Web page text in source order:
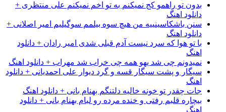
بدون تو راهمو کج نمیکنم به تو اخم نمیکنم علی منتظری +
دانلود اهنگ
سنن باشکاسینییه من هیچ سوه بیلمم سوگیلیم امیر اصلانی +
دانلود اهنگ
با تو هوا که سرد نیست آدم قبلی شدی امیر رادان + دانلود
اهنگ
نمیدونم چی شد یهو همه چی خراب شد مهراب + دانلود اهنگ
سیگار و پشت سیگار قسه و گرد دیوار علی احمدیانی + دانلود
اهنگ
جات چقدر تو خونه خالیه دلتنگم بهنام بانی + دانلود اهنگ
بیچاره قلبم رفتی و خنده مرده رو لبام بهنام بانی + دانلود
اهنگ